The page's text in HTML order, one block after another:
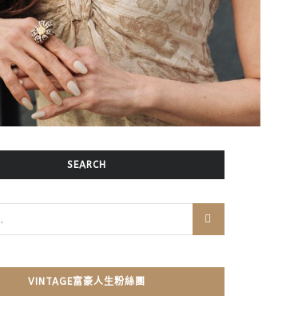
SEARCH
VINTAGE富豪人生粉絲團